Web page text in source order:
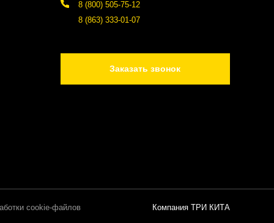
8 (800) 505-75-12
8 (863) 333-01-07
Заказать звонок
cookie-файлов Компания ТРИ КИТА